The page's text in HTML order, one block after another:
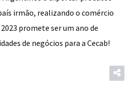
irmão, realizando o comércio
promete ser um ano de
de negócios para a Cecab!